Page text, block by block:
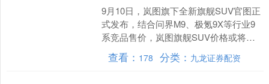
9月10日，岚图旗下全新旗舰SUV官图正
式发布，结合问界M9、极氪9X等行业9
系竞品售价，岚图旗舰SUV价格或将在
47万以上。 外观方面，岚图泰山采用全
新一代家....
查看： 178 分类： 九龙证券配资